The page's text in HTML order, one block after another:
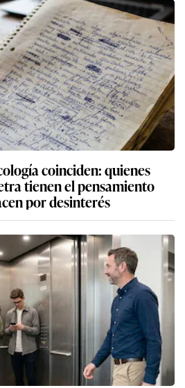
coinciden: quienes
tienen el pensamiento
por desinterés